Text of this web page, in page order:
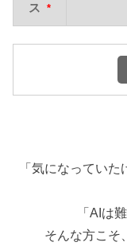
ス
*
「気になってい
「AIは
そんな方こそ